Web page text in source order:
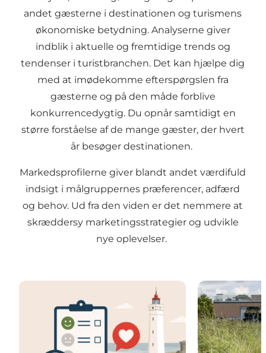
andet gæsterne i destinationen og turismens
økonomiske betydning. Analyserne giver
indblik i aktuelle og fremtidige trends og
tendenser i turistbranchen. Det kan hjælpe dig
med at imødekomme efterspørgslen fra
gæsterne og på den måde forblive
konkurrencedygtig. Du opnår samtidigt en
større forståelse af de mange gæster, der hvert
år besøger destinationen.
Markedsprofilerne giver blandt andet værdifuld
indsigt i målgruppernes præferencer, adfærd
og behov. Ud fra den viden er det nemmere at
skræddersy marketingsstrategier og udvikle
nye oplevelser.
Borgeranalyse 2025: Stærk lokal opbakning til